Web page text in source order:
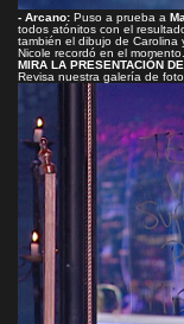
- Arcano: Puso a prueba a
todos atónitos con el
también el dibujo de Carolina
Nicole recordó en el momento.
MIRA LA PRESENTACIÓN
Revisa nuestra galería de